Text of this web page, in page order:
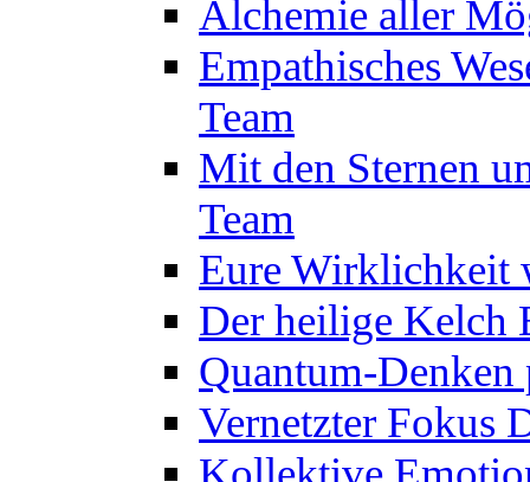
Alchemie aller
Empathisches
Team
Mit den Sternen
Team
Eure Wirklichkeit
Der heilige Kelch
Quantum-Denken
Vernetzter Fokus